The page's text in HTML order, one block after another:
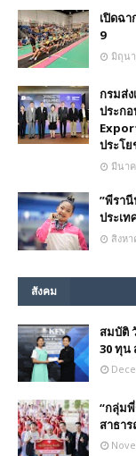
เปิดฉ
9
มิถุน
กรมส่ง
ประก
ประโ
มีนาค
”พีรา
ประเท
สิงห
สังคม
สมบัติ
30 ทุน
“กลุ่มพี่
สาธา